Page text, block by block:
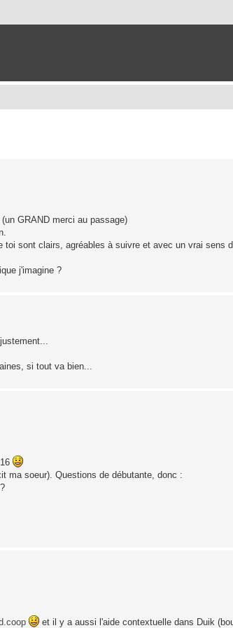
GRAND merci au passage)
sont clairs, agréables à suivre et avec un vrai sens
j'imagine ?
si tout va bien...
ma soeur). Questions de débutante, donc :
et il y a aussi l'aide contextuelle dans Duik